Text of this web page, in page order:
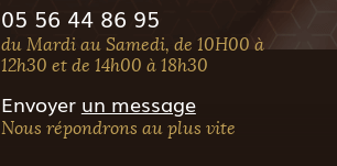
05 56 44 86 95
du Mardi au Samedi, de 10H00 à
12h30 et de 14h00 à 18h30
Envoyer un message
Nous répondrons au plus vite